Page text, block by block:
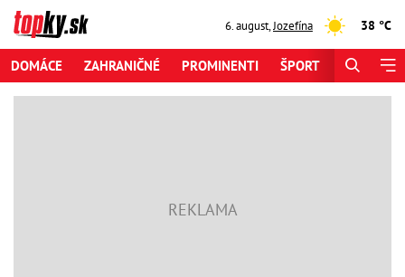
6. august,Jozefína 38 °C
DOMÁCE ZAHRANIČNÉ PROMINENTI ŠPORT